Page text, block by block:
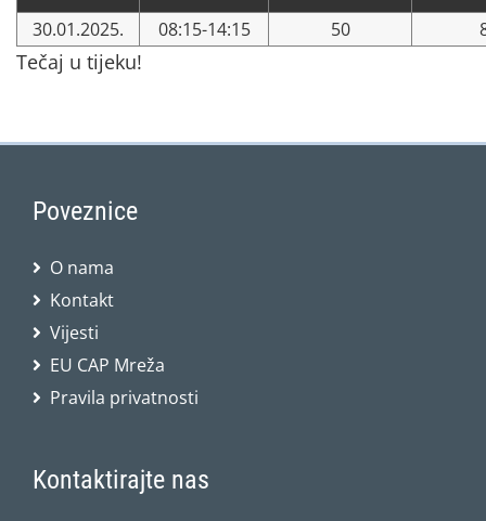
30.01.2025. 08:15-14:15 50
Tečaj u tijeku!
Poveznice
O nama
Kontakt
Vijesti
EU CAP Mreža
Pravila privatnosti
Kontaktirajte nas